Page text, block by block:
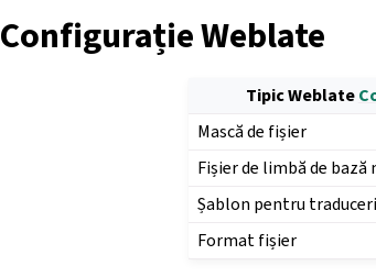
Configurație Weblate
Tipic Weblate
Mască de fișier
Fișier de limbă de
Șablon pentru
Format fișier